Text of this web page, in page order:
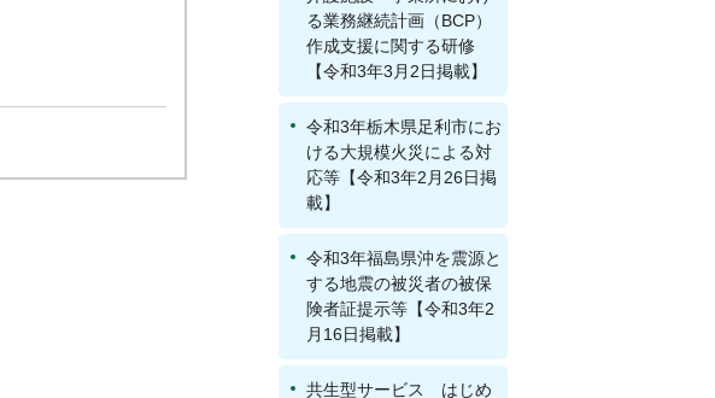
る業務継続計画（BCP）
作成支援に関する研修
【令和3年3月2日掲載】
令和3年栃木県足利市にお
ける大規模火災による対
応等【令和3年2月26日掲
載】
令和3年福島県沖を震源と
する地震の被災者の被保
険者証提示等【令和3年2
月16日掲載】
共生型サービス はじめ